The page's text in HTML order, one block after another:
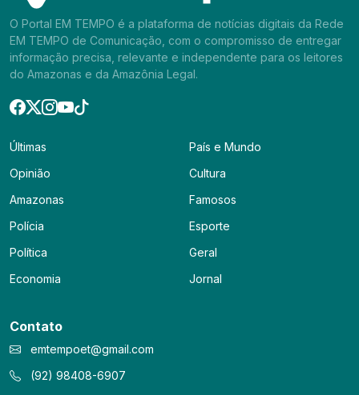
O Portal EM TEMPO é a plataforma de notícias digitais da Rede
EM TEMPO de Comunicação, com o compromisso de entregar
informação precisa, relevante e independente para os leitores
do Amazonas e da Amazônia Legal.
Últimas
Opinião
Amazonas
Polícia
Política
Economia
País e Mundo
Cultura
Famosos
Esporte
Geral
Jornal
Contato
emtempoet@gmail.com
(92) 98408-6907